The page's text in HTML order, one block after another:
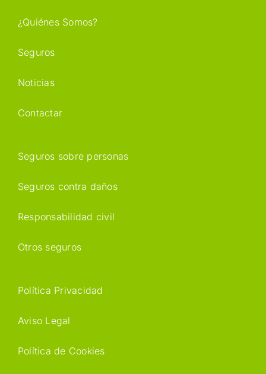
¿Quiénes Somos?
Seguros
Noticias
Contactar
Seguros sobre personas
Seguros contra daños
Responsabilidad civil
Otros seguros
Política Privacidad
Aviso Legal
Política de Cookies